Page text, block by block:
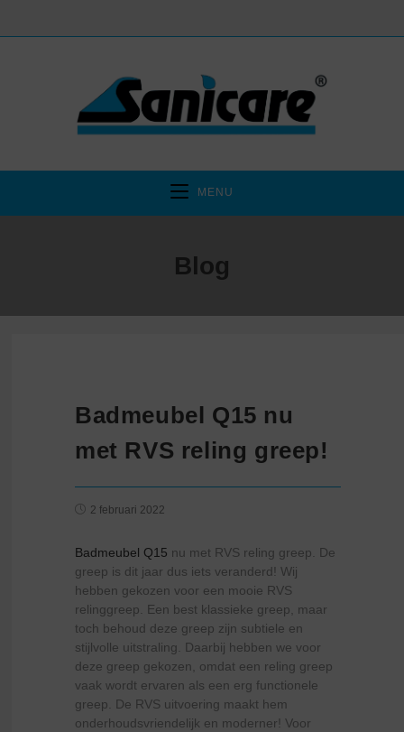
MENU
Blog
Badmeubel Q15 nu
met RVS reling greep!
2 februari 2022
Badmeubel Q15 nu met RVS reling greep. De
greep is dit jaar dus iets veranderd! Wij
hebben gekozen voor een mooie RVS
relinggreep. Een best klassieke greep, maar
toch behoud deze greep zijn subtiele en
stijlvolle uitstraling. Daarbij hebben we voor
deze greep gekozen, omdat een reling greep
vaak wordt ervaren als een erg functionele
greep. De RVS uitvoering maakt hem
onderhoudsvriendelijk en moderner! Voor